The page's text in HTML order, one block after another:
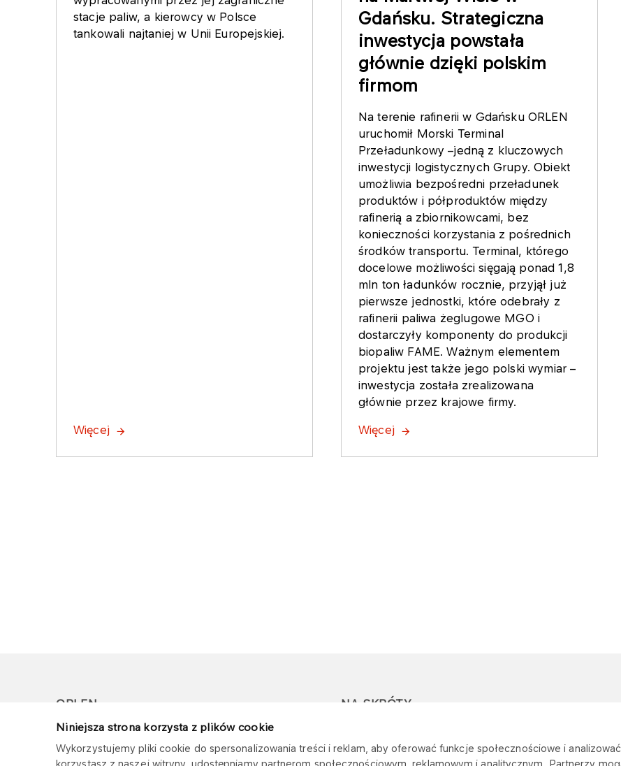
Niniejsza strona korzysta z plików cookie
Wykorzystujemy pliki cookie do spersonalizowania treści i reklam, aby oferować funkcje społecznościowe i
korzystasz z naszej witryny, udostępniamy partnerom społecznościowym, reklamowym i analitycznym. Partnerzy
stacje paliw, a kierowcy w Polsce
tankowali najtaniej w Unii Europejskiej.
Więcej
Gdańsku. Strategiczna
inwestycja powstała
głównie dzięki polskim
firmom
Na terenie rafinerii w Gdańsku ORLEN
uruchomił Morski Terminal
Przeładunkowy –jedną z kluczowych
inwestycji logistycznych Grupy. Obiekt
umożliwia bezpośredni przeładunek
produktów i półproduktów między
rafinerią a zbiornikowcami, bez
konieczności korzystania z pośrednich
środków transportu. Terminal, którego
docelowe możliwości sięgają ponad 1,8
mln ton ładunków rocznie, przyjął już
pierwsze jednostki, które odebrały z
rafinerii paliwa żeglugowe MGO i
dostarczyły komponenty do produkcji
biopaliw FAME. Ważnym elementem
projektu jest także jego polski wymiar –
inwestycja została zrealizowana
głównie przez krajowe firmy.
Więcej
ORLEN
Copyright © 1996-2026
Wszystkie prawa zastrzeżone
NA SKRÓTY
oszustwami